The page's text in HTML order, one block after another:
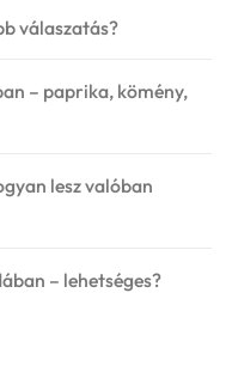
válaszatás?
– paprika, kömény,
lesz valóban
– lehetséges?